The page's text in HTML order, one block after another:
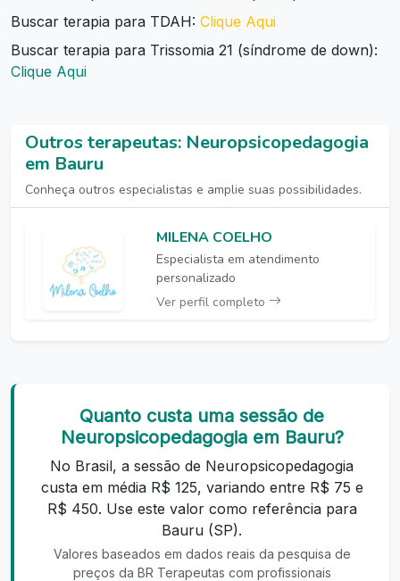
Buscar terapia para TDAH: Clique Aqui
Buscar terapia para Trissomia 21 (síndrome de down):
Clique Aqui
Outros terapeutas: Neuropsicopedagogia
em Bauru
Conheça outros especialistas e amplie suas possibilidades.
MILENA COELHO
Especialista em atendimento
personalizado
Ver perfil completo
Quanto custa uma sessão de
Neuropsicopedagogia em Bauru?
No Brasil, a sessão de Neuropsicopedagogia
custa em média R$ 125, variando entre R$ 75 e
R$ 450. Use este valor como referência para
Bauru (SP).
Valores baseados em dados reais da pesquisa de
preços da BR Terapeutas com profissionais